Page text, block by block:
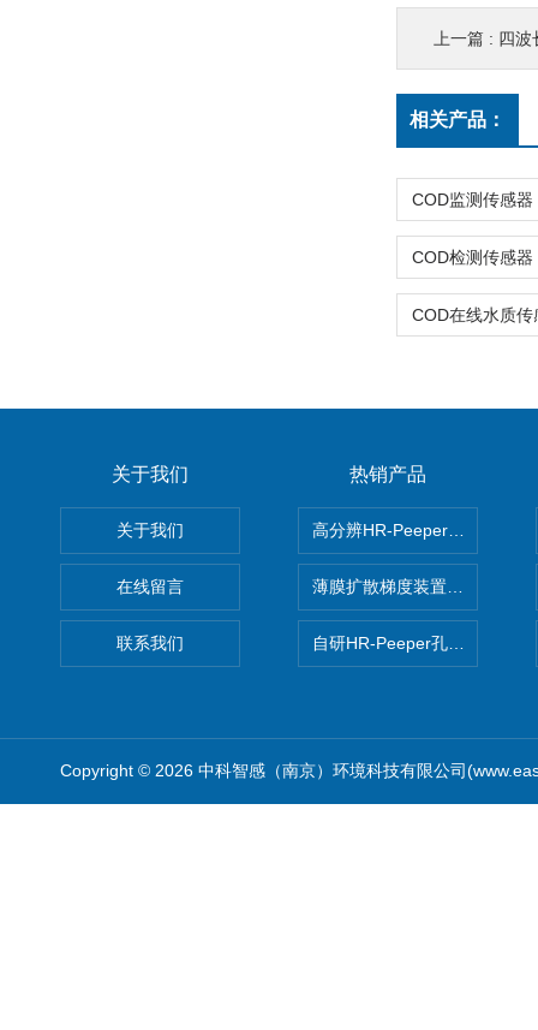
上一篇 : 四波
相关产品：
关于我们
关于我们
在线留言
联系我们
热销产品
高分辨HR-Peeper采样器孔隙
薄膜扩散梯度装置 Agl DGT
自研HR-Peeper孔隙水采样器
Copyright © 2026 中科智感（南京）环境科技有限公司